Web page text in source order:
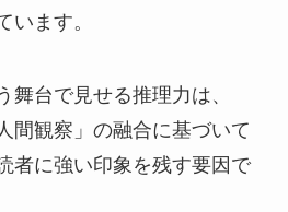
います。
舞台で見せる推理力は、
間観察」の融合に基づいて
者に強い印象を残す要因で